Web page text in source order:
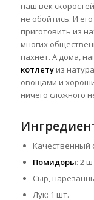
наш век
не обойтись. И
приготовить из
многих
пахнет. А дома,
котлетуиз
овощами и
ничего сложного
Качественный
Помидоры: 2
Сыр,
Лук: 1 шт.